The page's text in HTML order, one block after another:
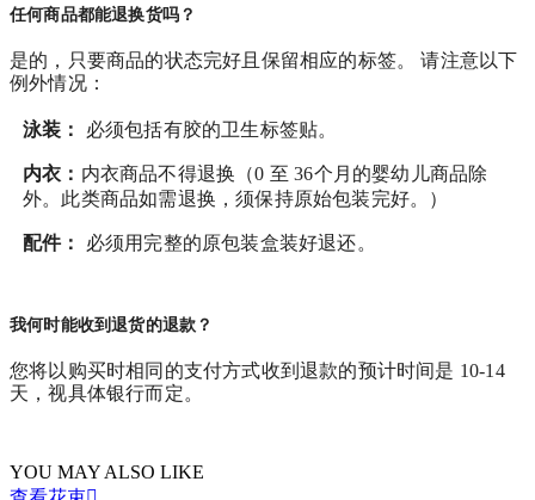
任何商品都能退换货吗？
是的，只要商品的状态完好且保留相应的标签。 请注意以下
例外情况：
泳装： 必须包括有胶的卫生标签贴。
内衣： 内衣商品不得退换（0 至 36个月的婴幼儿商品除
外。此类商品如需退换，须保持原始包装完好。）
配件： 必须用完整的原包装盒装好退还。
我何时能收到退货的退款？
您将以购买时相同的支付方式收到退款的预计时间是 10-14
天，视具体银行而定。
YOU MAY ALSO LIKE